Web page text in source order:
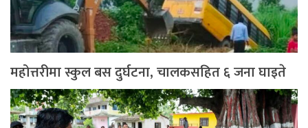
महोत्तरीमा स्कुल बस दुर्घटना, चालकसहित ६ जना घाइते